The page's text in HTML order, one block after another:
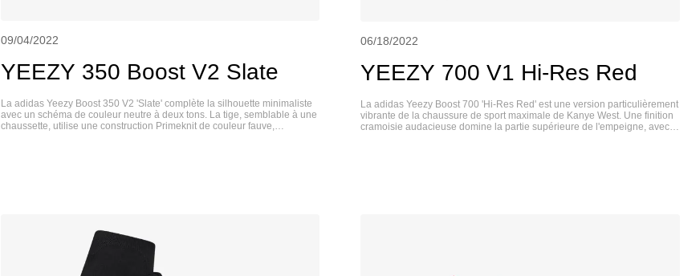
09/04/2022
YEEZY 350 Boost V2 Slate
La adidas Yeezy Boost 350 V2 'Slate' complète la silhouette minimaliste
avec un schéma de couleur neutre à deux tons. La tige, semblable à une
chaussette, utilise une construction Primeknit de couleur fauve,
06/18/2022
YEEZY 700 V1 Hi-Res Red
​La adidas Yeezy Boost 700 'Hi-Res Red' est une version particulièrement
vibrante de la chaussure de sport maximale de Kanye West. Une finition
cramoisie audacieuse domine la partie supérieure de l'empeigne, avec